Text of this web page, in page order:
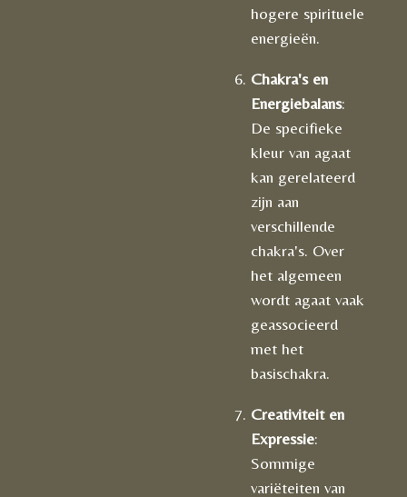
hogere spirituele
energieën.
Chakra's en
Energiebalans:
De specifieke
kleur van agaat
kan gerelateerd
zijn aan
verschillende
chakra's. Over
het algemeen
wordt agaat vaak
geassocieerd
met het
basischakra.
Creativiteit en
Expressie:
Sommige
variëteiten van